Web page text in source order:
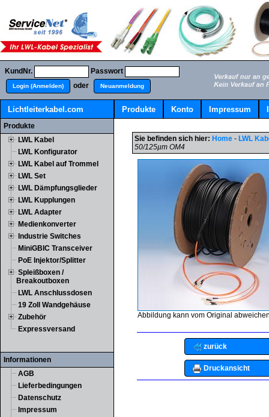
KundNr. Passwort
Login (Anmelden) oder Neuanmeldung
Lichtleiterkabel.com Produkte Konto Impressum
Produkte
LWL Kabel
LWL Konfigurator
LWL Kabel auf Trommel
LWL Set
LWL Dämpfungsglieder
LWL Kupplungen
LWL Adapter
Medienkonverter
Industrie Switches
MiniGBIC Transceiver
PoE Injektor/Splitter
Spleißboxen /
Breakoutboxen
LWL Anschlussdosen
19 Zoll Wandgehäuse
Zubehör
Expressversand
Informationen
AGB
Lieferbedingungen
Datenschutz
Impressum
Sie befinden sich hier: Home - LWL
50/125µm OM4
Abbildung kann vom Original
zurück
Druckansicht